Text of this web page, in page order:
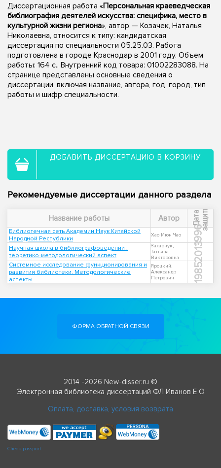
Диссертационная работа «Персональная краеведческая
библиография деятелей искусства: специфика, место в
культурной жизни региона», автор — Козачек, Наталья
Николаевна, относится к типу: кандидатская
диссертация по специальности 05.25.03. Работа
подготовлена в городе Краснодар в 2001 году. Объем
работы: 164 с.. Внутренний код товара: 01002283088. На
странице представлены основные сведения о
диссертации, включая название, автора, год, город, тип
работы и шифр специальности.
ДОБАВИТЬ ДИССЕРТАЦИЮ В КОРЗИНУ
Рекомендуемые диссертации данного раздела
Название работы Автор Д
а
т
а
з
а
щ
и
ты
Библиотечная сеть Академии Наук Китайской
Народной Республики
Хао Июн Чао 1996
Научная школа в библиографоведении :
теоретико-методологический аспект
Захарчук,
Татьяна
Викторовна
2013
Системное исследование функционирования и
развития библиотеки. Методологические
аспекты
Яроцкий,
Александр
Петрович
1985
ФОРМА ОБРАТНОЙ СВЯЗИ
2014 -2026 New-disser.ru ©
Электронная библиотека диссертаций ФЛ Иванов Е О
Оплата, доставка, условия возврата
Check passport